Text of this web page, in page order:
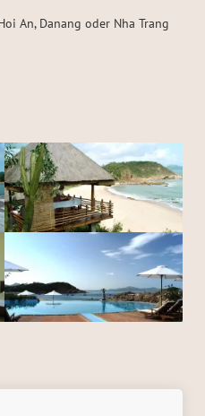
An, Danang oder Nha Trang